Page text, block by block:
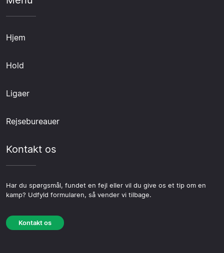
Hjem
Hold
Ligaer
Rejsebureauer
Kontakt os
Har du spørgsmål, fundet en fejl eller vil du give os et tip om en
kamp? Udfyld formularen, så vender vi tilbage.
Kontakt os